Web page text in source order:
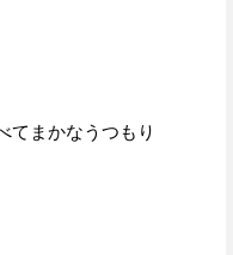
てまかなうつもり